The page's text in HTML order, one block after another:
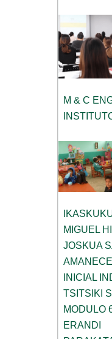
M & C
MIGUEL
JOSKUA
INICIAL
TSITSIKI
MODULO
ERANDI